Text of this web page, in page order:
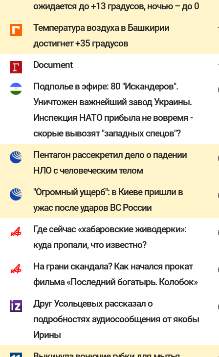
ожидается до +13 градусов, ночью – до 0
Температура воздуха в Башкирии
достигнет +35 градусов
Document
Подполье в эфире: 80 "Искандеров".
Уничтожен важнейший завод Украины.
Инспекция НАТО прибыла не вовремя -
скорые вывозят "западных спецов"?
Пентагон рассекретил дело о падении
НЛО с человеческим телом
"Огромный ущерб": в Киеве пришли в
ужас после ударов ВС России
Где сейчас «хабаровские живодерки»:
куда пропали, что известно?
На грани скандала? Как начался прокат
фильма «Последний богатырь. Колобок»
Друг Усольцевых рассказал о
подробностях аудиосообщения от якобы
Ирины